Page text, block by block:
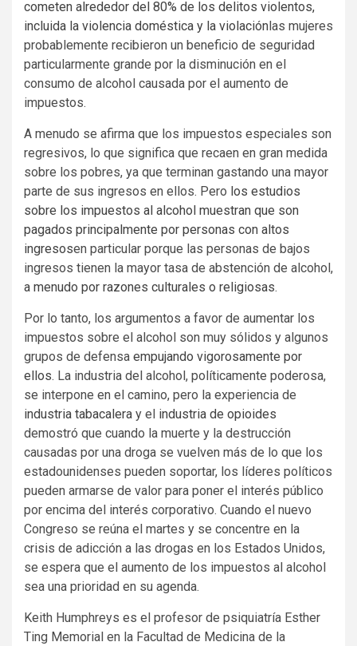
cometen alrededor del 80% de los delitos violentos,
incluida la violencia doméstica y la violación las mujeres
probablemente recibieron un beneficio de seguridad
particularmente grande por la disminución en el
consumo de alcohol causada por el aumento de
impuestos.
A menudo se afirma que los impuestos especiales son
regresivos, lo que significa que recaen en gran medida
sobre los pobres, ya que terminan gastando una mayor
parte de sus ingresos en ellos. Pero los estudios
sobre los impuestos al alcohol muestran que son
pagados principalmente por personas con altos
ingresosen particular porque las personas de bajos
ingresos tienen la mayor tasa de abstención de alcohol,
a menudo por razones culturales o religiosas.
Por lo tanto, los argumentos a favor de aumentar los
impuestos sobre el alcohol son muy sólidos y algunos
grupos de defensa empujando vigorosamente por
ellos. La industria del alcohol, políticamente poderosa,
se interpone en el camino, pero la experiencia de
industria tabacalera y el industria de opioides
demostró que cuando la muerte y la destrucción
causadas por una droga se vuelven más de lo que los
estadounidenses pueden soportar, los líderes políticos
pueden armarse de valor para poner el interés público
por encima del interés corporativo. Cuando el nuevo
Congreso se reúna el martes y se concentre en la
crisis de adicción a las drogas en los Estados Unidos,
se espera que el aumento de los impuestos al alcohol
sea una prioridad en su agenda.
Keith Humphreys es el profesor de psiquiatría Esther
Ting Memorial en la Facultad de Medicina de la